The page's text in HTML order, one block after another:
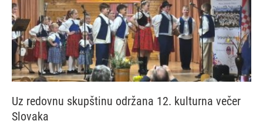
Uz redovnu skupštinu održana 12. kulturna večer
Slovaka